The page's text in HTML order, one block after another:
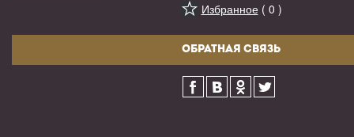
Избранное( 0 )
ОБРАТНАЯ СВЯЗЬ